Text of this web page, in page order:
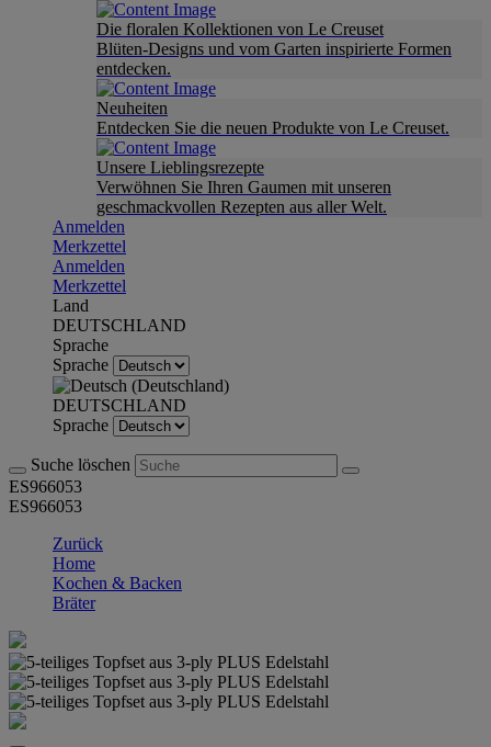
Die floralen Kollektionen von Le Creuset
Blüten-Designs und vom Garten inspirierte Formen
entdecken.
Neuheiten
Entdecken Sie die neuen Produkte von Le Creuset.
Unsere Lieblingsrezepte
Verwöhnen Sie Ihren Gaumen mit unseren
geschmackvollen Rezepten aus aller Welt.
Anmelden
Merkzettel
Anmelden
Merkzettel
Land
DEUTSCHLAND
Sprache
Sprache
DEUTSCHLAND
Sprache
Suche löschen
ES966053
ES966053
Zurück
Home
Kochen & Backen
Bräter